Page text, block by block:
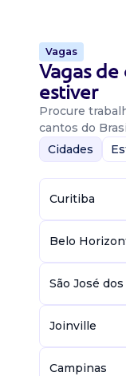
Vagas
Vagas
estiver
Procure
cantos do
Cidades
Curitiba
Belo
São José
Joinville
Campinas